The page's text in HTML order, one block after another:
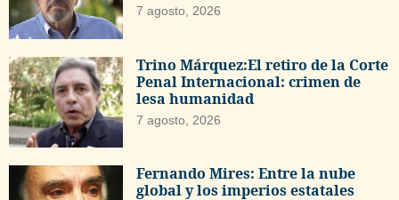
7 agosto, 2026
Trino Márquez:El retiro de la Corte
Penal Internacional: crimen de
lesa humanidad
7 agosto, 2026
Fernando Mires: Entre la nube
global y los imperios estatales